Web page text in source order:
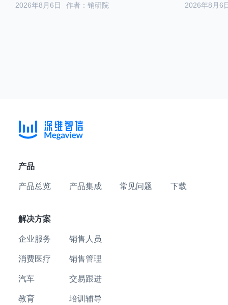
作者：销研院
2026年8月6日 2026年8月6
产品
产品总览 产品集成 常见问题 下载
解决方案
企业服务
消费医疗
汽车
教育
销售人员
销售管理
交易跟进
培训辅导